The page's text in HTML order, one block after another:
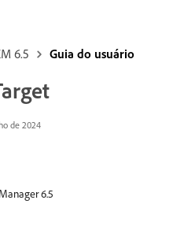
6.5 Guia do usuário
de 2024
6.5